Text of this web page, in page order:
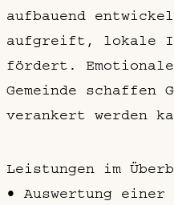
aufbauend
aufgreift, lokale
fördert.
Gemeinde schaffen
verankert werden
Leistungen im
• Auswertung einer